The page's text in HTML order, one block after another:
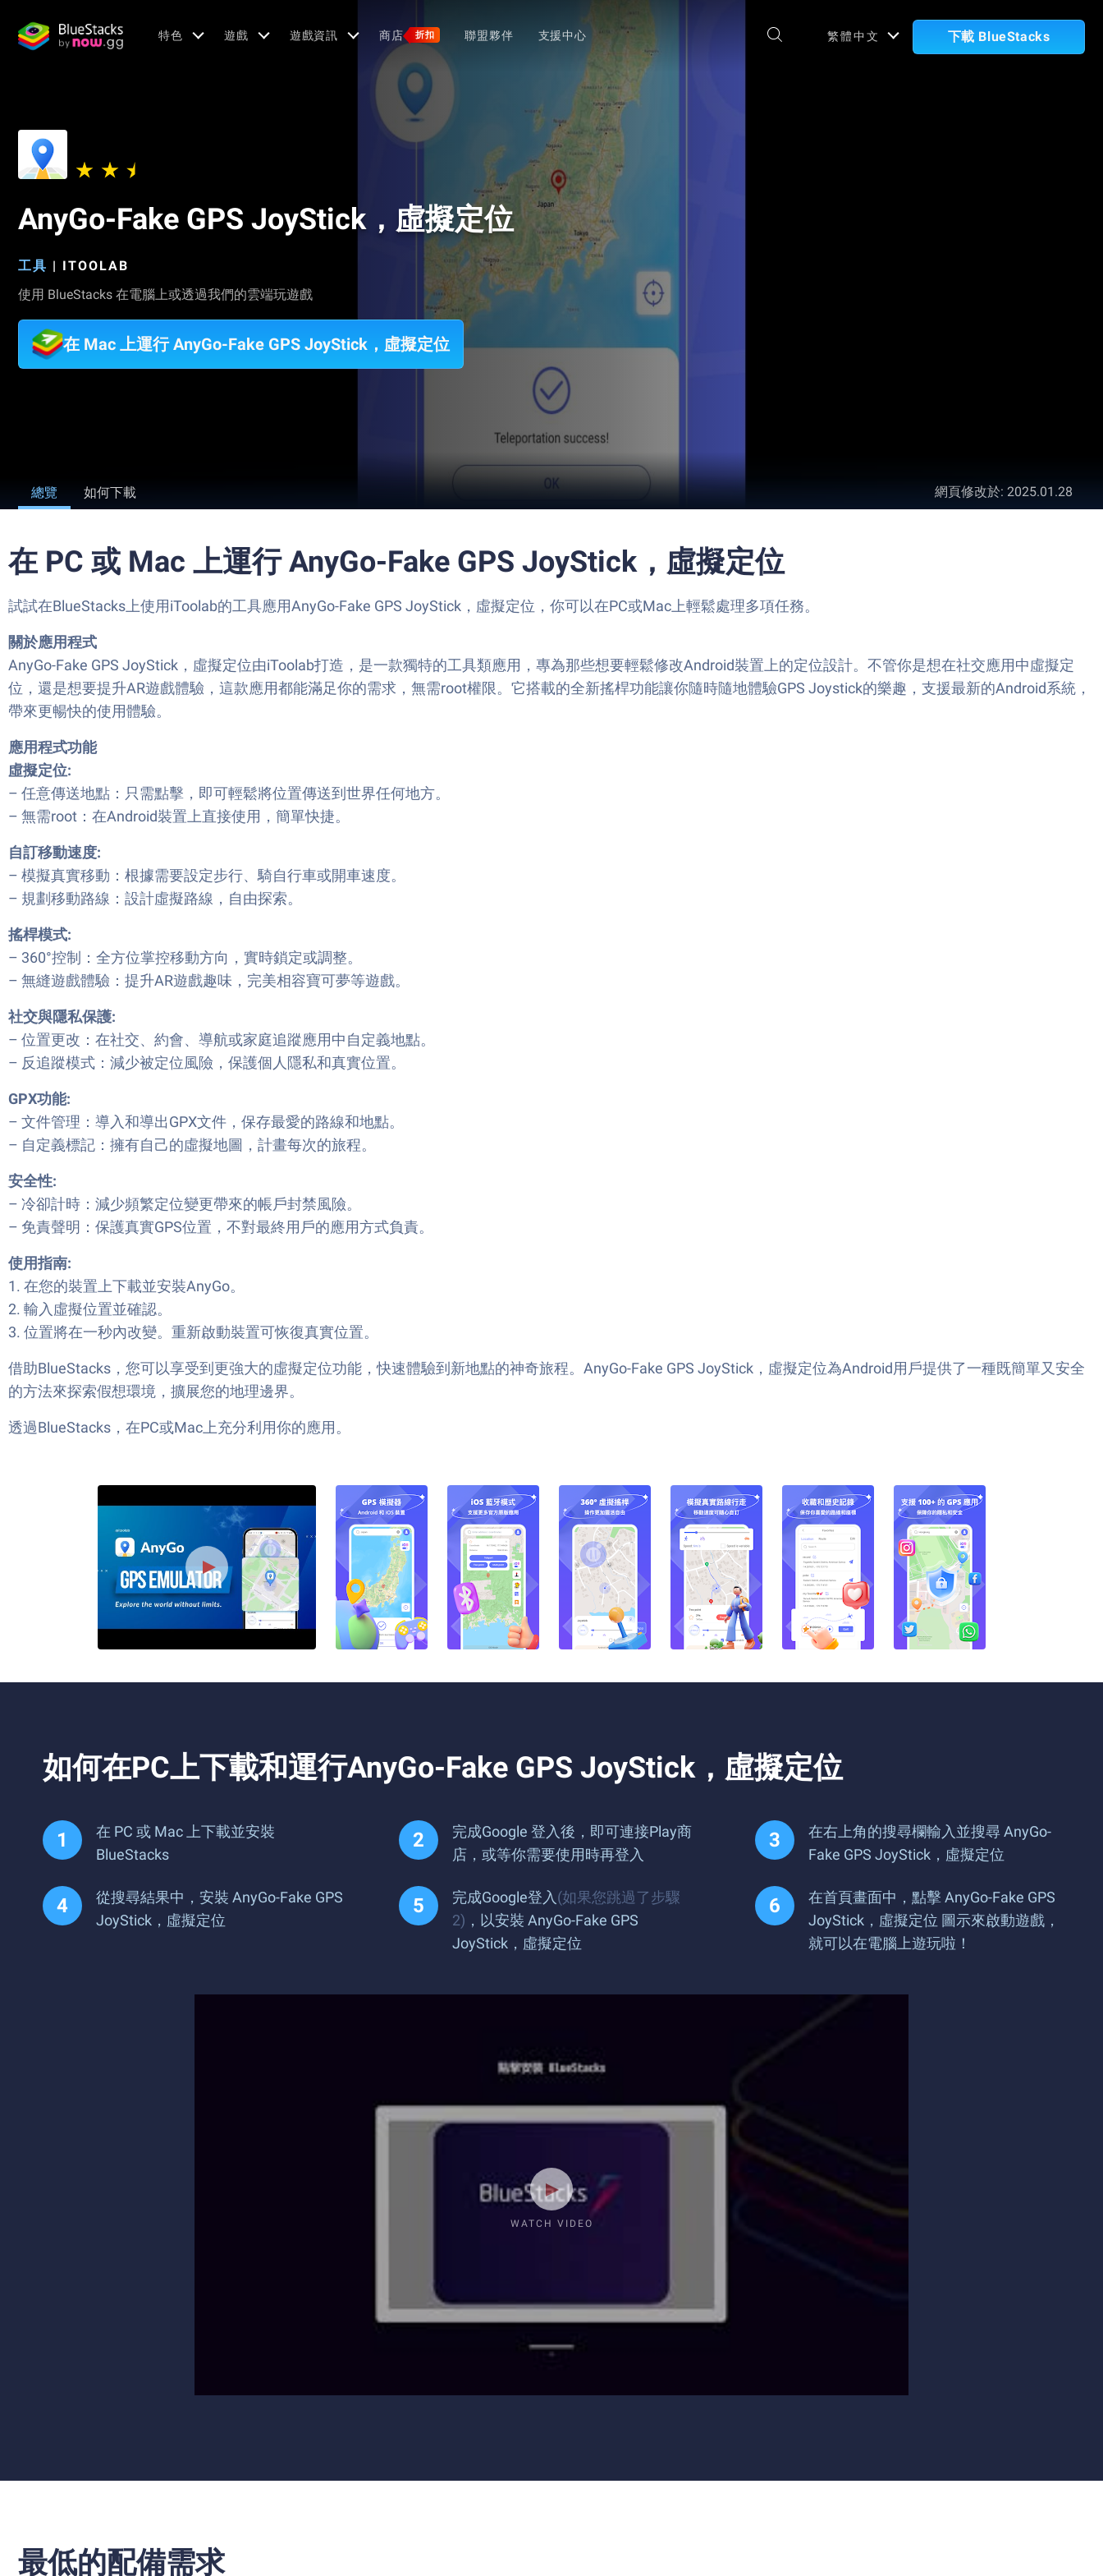
特色 遊戲 遊戲資訊 商店 折扣 聯盟夥伴 支援中心 繁體中文 下載 BlueStacks
AnyGo-Fake GPS JoyStick，虛擬定位
工具 | ITOOLAB
使用 BlueStacks 在電腦上或透過我們的雲端玩遊戲
在 Mac 上運行 AnyGo-Fake GPS JoyStick，虛擬定位
總覽 如何下載 網頁修改於: 2025.01.28
在 PC 或 Mac 上運行 AnyGo-Fake GPS JoyStick，虛擬定位
試試在BlueStacks上使用iToolab的工具應用AnyGo-Fake GPS JoyStick，虛擬定位，你可以在PC或Mac上輕鬆處理多項任務。
關於應用程式
AnyGo-Fake GPS JoyStick，虛擬定位由iToolab打造，是一款獨特的工具類應用，專為那些想要輕鬆修改Android裝置上的定位設計。不管你是想在社交應用中虛擬定
位，還是想要提升AR遊戲體驗，這款應用都能滿足你的需求，無需root權限。它搭載的全新搖桿功能讓你隨時隨地體驗GPS Joystick的樂趣，支援最新的Android系統，
帶來更暢快的使用體驗。
應用程式功能
虛擬定位:
– 任意傳送地點：只需點擊，即可輕鬆將位置傳送到世界任何地方。
– 無需root：在Android裝置上直接使用，簡單快捷。
自訂移動速度:
– 模擬真實移動：根據需要設定步行、騎自行車或開車速度。
– 規劃移動路線：設計虛擬路線，自由探索。
搖桿模式:
– 360°控制：全方位掌控移動方向，實時鎖定或調整。
– 無縫遊戲體驗：提升AR遊戲趣味，完美相容寶可夢等遊戲。
社交與隱私保護:
– 位置更改：在社交、約會、導航或家庭追蹤應用中自定義地點。
– 反追蹤模式：減少被定位風險，保護個人隱私和真實位置。
GPX功能:
– 文件管理：導入和導出GPX文件，保存最愛的路線和地點。
– 自定義標記：擁有自己的虛擬地圖，計畫每次的旅程。
安全性:
– 冷卻計時：減少頻繁定位變更帶來的帳戶封禁風險。
– 免責聲明：保護真實GPS位置，不對最終用戶的應用方式負責。
使用指南:
1. 在您的裝置上下載並安裝AnyGo。
2. 輸入虛擬位置並確認。
3. 位置將在一秒內改變。重新啟動裝置可恢復真實位置。
借助BlueStacks，您可以享受到更強大的虛擬定位功能，快速體驗到新地點的神奇旅程。AnyGo-Fake GPS JoyStick，虛擬定位為Android用戶提供了一種既簡單又安全
的方法來探索假想環境，擴展您的地理邊界。
透過BlueStacks，在PC或Mac上充分利用你的應用。
如何在PC上下載和運行AnyGo-Fake GPS JoyStick，虛擬定位
在 PC 或 Mac 上下載並安裝
BlueStacks
完成Google 登入後，即可連接Play商
店，或等你需要使用時再登入
在右上角的搜尋欄輸入並搜尋 AnyGo-
Fake GPS JoyStick，虛擬定位
從搜尋結果中，安裝 AnyGo-Fake GPS
JoyStick，虛擬定位
完成Google登入 (如果您跳過了步驟
2) ，以安裝 AnyGo-Fake GPS
JoyStick，虛擬定位
在首頁畫面中，點擊 AnyGo-Fake GPS
JoyStick，虛擬定位 圖示來啟動遊戲，
就可以在電腦上遊玩啦！
WATCH VIDEO
最低的配備需求